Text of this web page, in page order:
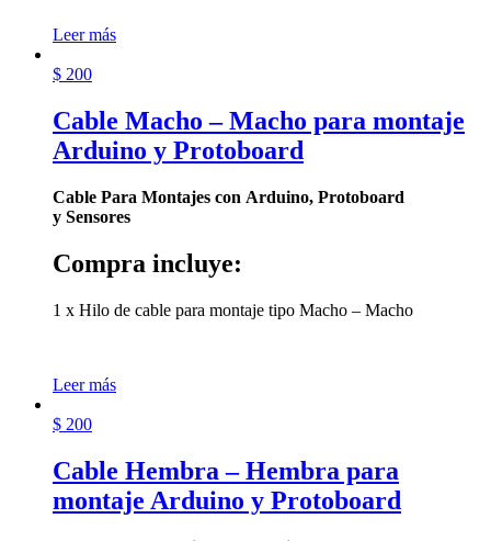
Leer más
$ 200
Cable Macho – Macho para montaje
Arduino y Protoboard
Cable Para Montajes con Arduino, Protoboard
y Sensores
Compra incluye:
1 x Hilo de cable para montaje tipo Macho – Macho
Leer más
$ 200
Cable Hembra – Hembra para
montaje Arduino y Protoboard